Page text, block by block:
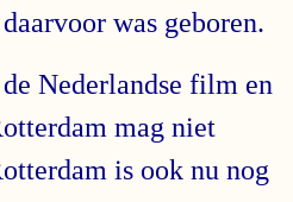
was geboren.
Nederlandse film en
mag niet
is ook nu nog